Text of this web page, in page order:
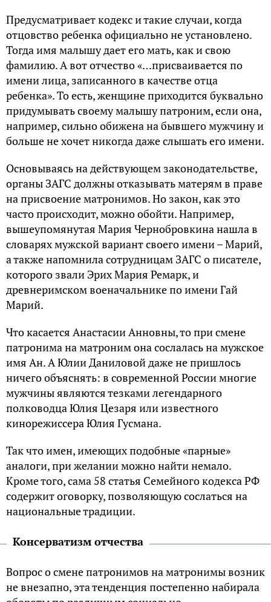
Предусматривает кодекс и такие случаи, когда
отцовство ребенка официально не установлено.
Тогда имя малышу дает его мать, как и свою
фамилию. А вот отчество «…присваивается по
имени лица, записанного в качестве отца
ребенка». То есть, женщине приходится буквально
придумывать своему малышу патроним, если она,
например, сильно обижена на бывшего мужчину и
больше не хочет никогда даже слышать его имени.
Основываясь на действующем законодательстве,
органы ЗАГС должны отказывать матерям в праве
на присвоение матронимов. Но закон, как это
часто происходит, можно обойти. Например,
вышеупомянутая Мария Чернобровкина нашла в
словарях мужской вариант своего имени – Марий,
а также напомнила сотрудницам ЗАГС о писателе,
которого звали Эрих Мария Ремарк, и
древнеримском военачальнике по имени Гай
Марий.
Что касается Анастасии Анновны, то при смене
патронима на матроним она сослалась на мужское
имя Ан. А Юлии Даниловой даже не пришлось
ничего объяснять: в современной России многие
мужчины являются тезками легендарного
полководца Юлия Цезаря или известного
кинорежиссера Юлия Гусмана.
Так что имен, имеющих подобные «парные»
аналоги, при желании можно найти немало.
Кроме того, сама 58 статья Семейного кодекса РФ
содержит оговорку, позволяющую сослаться на
национальные традиции.
Консерватизм отчества
Вопрос о смене патронимов на матронимы возник
не внезапно, эта тенденция постепенно набирала